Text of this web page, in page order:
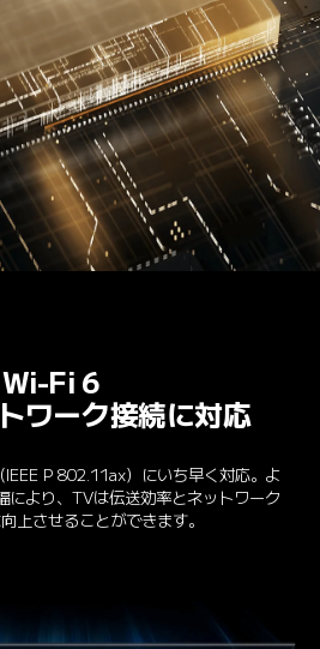
Wi-Fi 6
ワーク接続に対応
P 802.11ax）にいち早く対応。よ
により、TVは伝送効率とネットワーク
上させることができます。